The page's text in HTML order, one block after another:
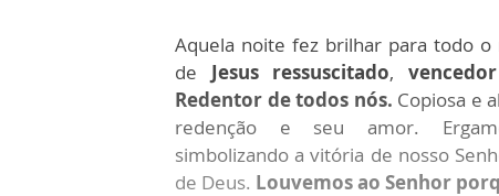
Aquela noite fez brilhar para todo o
de Jesus ressuscitado,
Redentor de todos nós. Copiosa e
redenção e seu amor.
simbolizando a vitória de nosso
de Deus. Louvemos ao Senhor